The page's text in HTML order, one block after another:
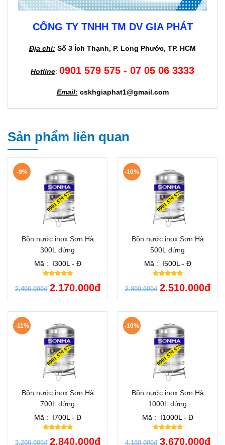
CÔNG TY TNHH TM DV GIA PHÁT
Địa chỉ: Số 3 Ích Thạnh, P. Long Phước, TP. HCM
Hotline: 0901 579 575 - 07 05 06 3333
Email: cskhgiaphat1@gmail.com
Sản phẩm liên quan
Bồn nước inox Sơn Hà
300L đứng
Mã :
I300L - Đ
2.400.000đ
-9%
2.170.000đ
Bồn nước inox Sơn Hà
500L đứng
Mã :
I500L - Đ
2.800.000đ
-10%
2.510.000đ
Bồn nước inox Sơn Hà
700L đứng
Mã :
I700L - Đ
3.200.000đ
-11%
2.840.000đ
Bồn nước inox Sơn Hà
1000L đứng
Mã :
I1000L - Đ
4.100.000đ
-10%
3.670.000đ